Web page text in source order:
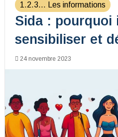
1.2.3... Les informations
Sida : pourquoi
sensibiliser et
24 novembre 2023